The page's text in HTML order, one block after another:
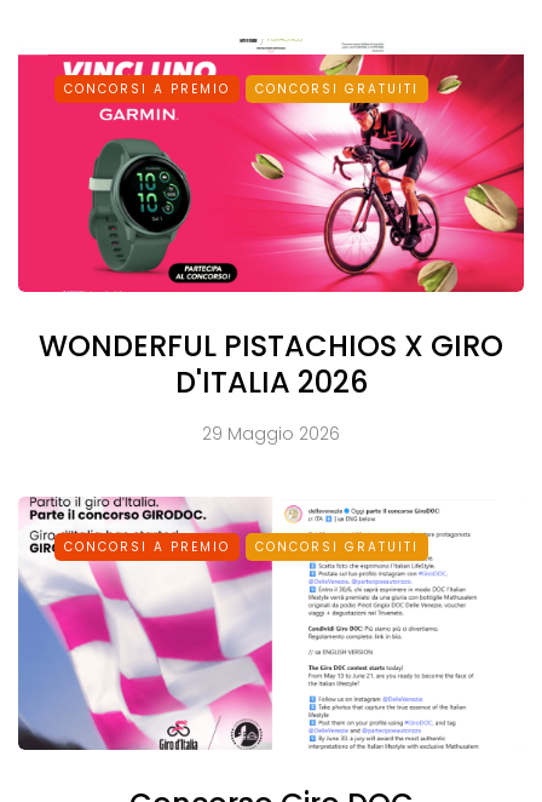
CONCORSI A PREMIO CONCORSI GRATUITI
WONDERFUL PISTACHIOS X GIRO
D'ITALIA 2026
29 Maggio 2026
CONCORSI A PREMIO CONCORSI GRATUITI